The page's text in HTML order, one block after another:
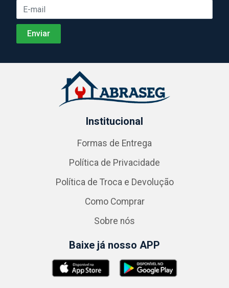
Institucional
Formas de Entrega
Política de Privacidade
Política de Troca e Devolução
Como Comprar
Sobre nós
Baixe já nosso APP